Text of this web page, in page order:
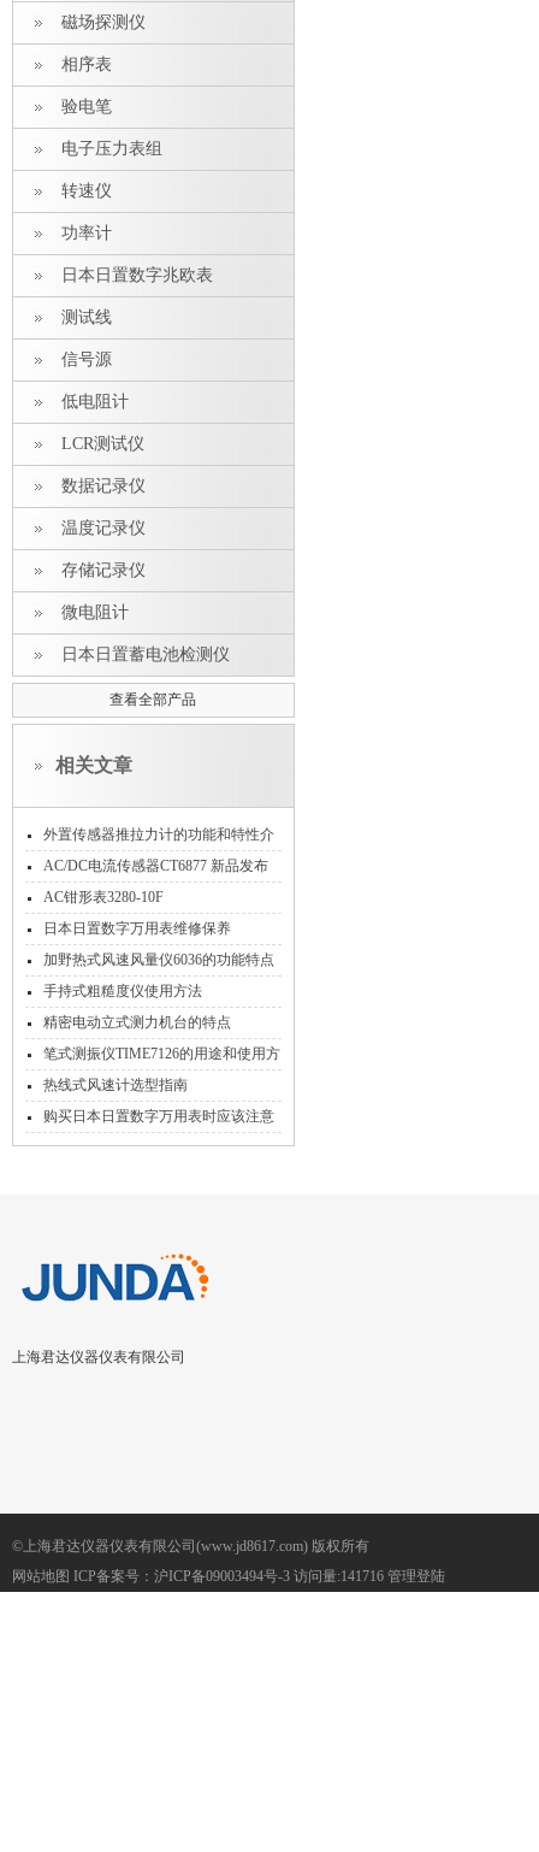
磁场探测仪
相序表
验电笔
电子压力表组
转速仪
功率计
日本日置数字兆欧表
测试线
信号源
低电阻计
LCR测试仪
数据记录仪
温度记录仪
存储记录仪
微电阻计
日本日置蓄电池检测仪
查看全部产品
相关文章
外置传感器推拉力计的功能和特性介
绍
AC/DC电流传感器CT6877 新品发布
AC钳形表3280-10F
日本日置数字万用表维修保养
加野热式风速风量仪6036的功能特点
和检测工作流程
手持式粗糙度仪使用方法
精密电动立式测力机台的特点
笔式测振仪TIME7126的用途和使用方
法
热线式风速计选型指南
购买日本日置数字万用表时应该注意
哪些事项？
上海君达仪器仪表有限公司
©上海君达仪器仪表有限公司(www.jd8617.com) 版权所有
网站地图 ICP备案号： 沪ICP备09003494号-3 访问量:141716 管理登陆